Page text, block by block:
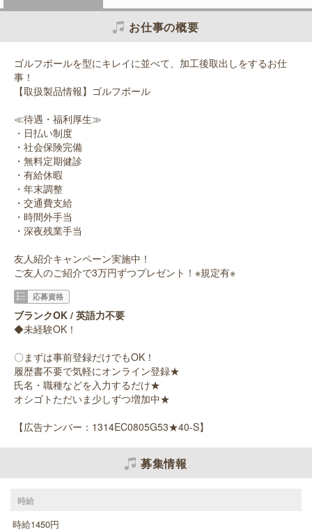
お仕事の概要
ゴルフボールを型にキレイに並べて、加工後取出しをするお仕
事！
【取扱製品情報】ゴルフボール
≪待遇・福利厚生≫
・日払い制度
・社会保険完備
・無料定期健診
・有給休暇
・年末調整
・交通費支給
・時間外手当
・深夜残業手当
友人紹介キャンペーン実施中！
ご友人のご紹介で3万円ずつプレゼント！※規定有※
応募資格
ブランクOK / 英語力不要
◆未経験OK！
〇まずは事前登録だけでもOK！
履歴書不要で気軽にオンライン登録★
氏名・職種などを入力するだけ★
オシゴトただいま少しずつ増加中★
【広告ナンバー：1314EC0805G53★40-S】
募集情報
時給
時給1450円